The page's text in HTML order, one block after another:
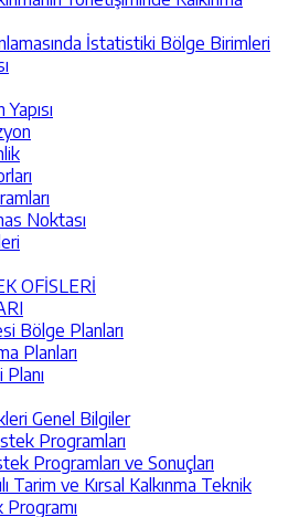
İstatistiki Bölge Birimleri
Noktası
OFİSLERİ
Bölge Planları
Planları
Genel Bilgiler
Programları
Programları ve Sonuçları
Tarim ve Kırsal Kalkınma Teknik